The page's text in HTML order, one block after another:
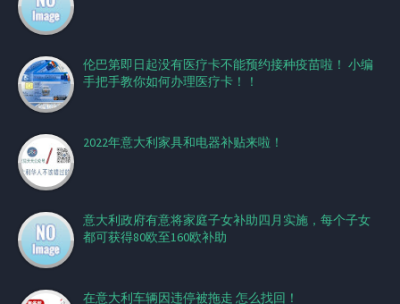
伦巴第即日起没有医疗卡不能预约接种疫苗啦！ 小编
手把手教你如何办理医疗卡！！
2022年意大利家具和电器补贴来啦！
意大利政府有意将家庭子女补助四月实施，每个子女
都可获得80欧至160欧补助
在意大利车辆因违停被拖走 怎么找回！